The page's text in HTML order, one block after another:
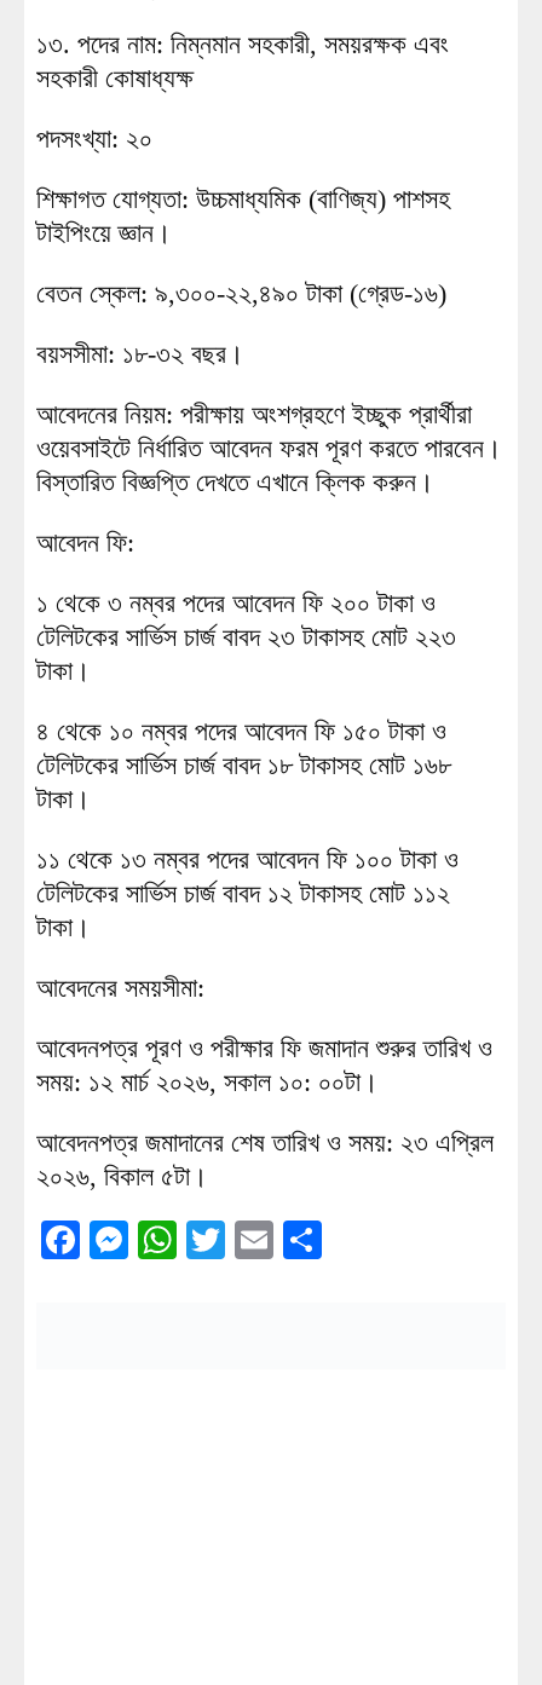
১৩. পদের নাম: নিম্নমান সহকারী, সময়রক্ষক এবং
সহকারী কোষাধ্যক্ষ
পদসংখ্যা: ২০
শিক্ষাগত যোগ্যতা: উচ্চমাধ্যমিক (বাণিজ্য) পাশসহ
টাইপিংয়ে জ্ঞান।
বেতন স্কেল: ৯,৩০০-২২,৪৯০ টাকা (গ্রেড-১৬)
বয়সসীমা: ১৮-৩২ বছর।
আবেদনের নিয়ম: পরীক্ষায় অংশগ্রহণে ইচ্ছুক প্রার্থীরা
ওয়েবসাইটে নির্ধারিত আবেদন ফরম পূরণ করতে পারবেন।
বিস্তারিত বিজ্ঞপ্তি দেখতে এখানে ক্লিক করুন।
আবেদন ফি:
১ থেকে ৩ নম্বর পদের আবেদন ফি ২০০ টাকা ও
টেলিটকের সার্ভিস চার্জ বাবদ ২৩ টাকাসহ মোট ২২৩
টাকা।
৪ থেকে ১০ নম্বর পদের আবেদন ফি ১৫০ টাকা ও
টেলিটকের সার্ভিস চার্জ বাবদ ১৮ টাকাসহ মোট ১৬৮
টাকা।
১১ থেকে ১৩ নম্বর পদের আবেদন ফি ১০০ টাকা ও
টেলিটকের সার্ভিস চার্জ বাবদ ১২ টাকাসহ মোট ১১২
টাকা।
আবেদনের সময়সীমা:
আবেদনপত্র পূরণ ও পরীক্ষার ফি জমাদান শুরুর তারিখ ও
সময়: ১২ মার্চ ২০২৬, সকাল ১০: ০০টা।
আবেদনপত্র জমাদানের শেষ তারিখ ও সময়: ২৩ এপ্রিল
২০২৬, বিকাল ৫টা।
Facebook
Messenger
WhatsApp
TwitterEmail